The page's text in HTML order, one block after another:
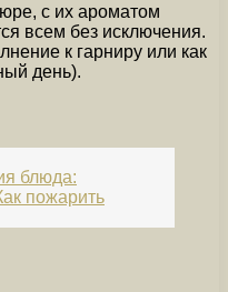
с их ароматом
всем без исключения.
к гарниру или как
день).
блюда:
пожарить